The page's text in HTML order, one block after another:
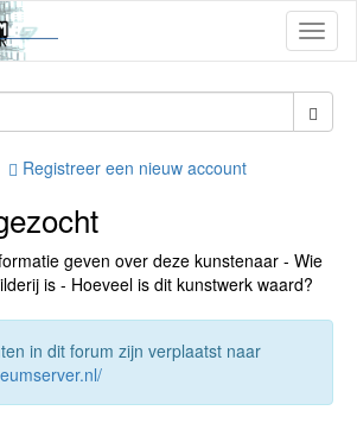
Registreer een nieuw account
geven over deze kunstenaar - Wie
is - Hoeveel is dit kunstwerk waard?
in dit forum zijn verplaatst naar